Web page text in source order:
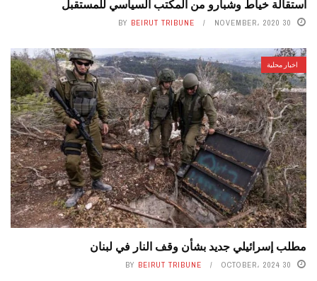
استقالة خياط وشبارو من المكتب السياسي للمستقبل
30 NOVEMBER، 2020 BY BEIRUT TRIBUNE
اخبار محلية
مطلب إسرائيلي جديد بشأن وقف النار في لبنان
30 OCTOBER، 2024 BY BEIRUT TRIBUNE